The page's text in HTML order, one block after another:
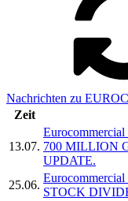
Nachrichten zu
Zeit
13.07. 700 MILLION
UPDATE.
25.06.
STOCK